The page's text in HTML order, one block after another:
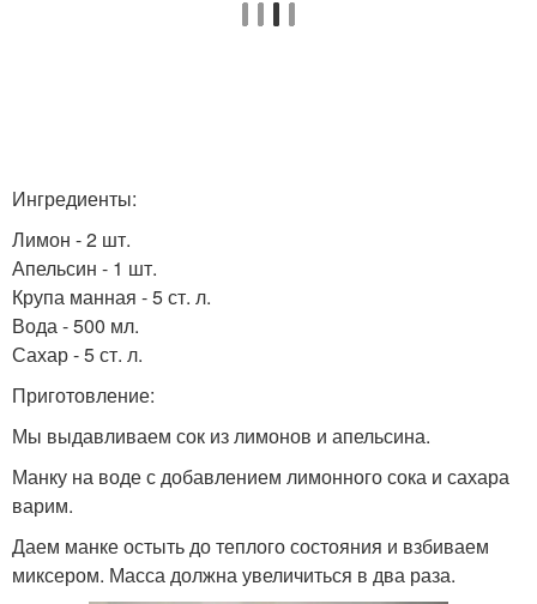
Ингредиенты:
Лимон - 2 шт.
Апельсин - 1 шт.
Крупа манная - 5 ст. л.
Вода - 500 мл.
Сахар - 5 ст. л.
Приготовление:
Мы выдавливаем сок из лимонов и апельсина.
Манку на воде с добавлением лимонного сока и сахара
варим.
Даем манке остыть до теплого состояния и взбиваем
миксером. Масса должна увеличиться в два раза.